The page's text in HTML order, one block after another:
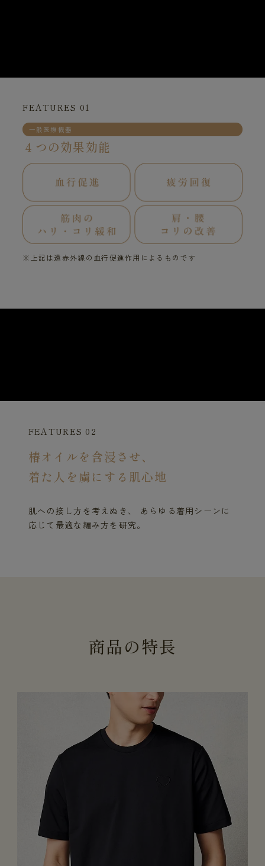
FEATURES 01
一般医療機器
４つの効果効能
※上記は遠赤外線の血行促進作用によるものです
FEATURES 02
椿オイルを含浸させ、
着た人を虜にする肌心地
肌への接し方を考えぬき、 あらゆる着用シーンに
応じて最適な編み方を研究。
商品の特長